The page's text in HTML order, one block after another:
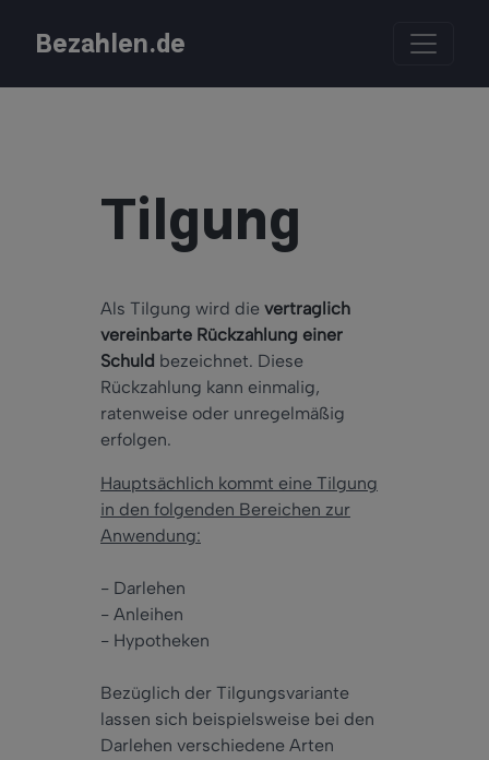
Bezahlen.de
Tilgung
Als Tilgung wird die vertraglich
vereinbarte Rückzahlung einer
Schuld bezeichnet. Diese
Rückzahlung kann einmalig,
ratenweise oder unregelmäßig
erfolgen.
Hauptsächlich kommt eine Tilgung
in den folgenden Bereichen zur
Anwendung:
- Darlehen
- Anleihen
- Hypotheken
Bezüglich der Tilgungsvariante
lassen sich beispielsweise bei den
Darlehen verschiedene Arten